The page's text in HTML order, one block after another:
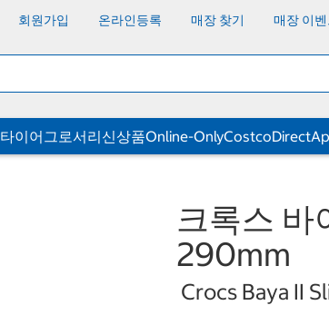
회원가입 온라인등록 매장 찾기 매장 이
타이어그로서리신상품Online-OnlyCostcoDirect
크록스 바
290mm
Crocs Baya II